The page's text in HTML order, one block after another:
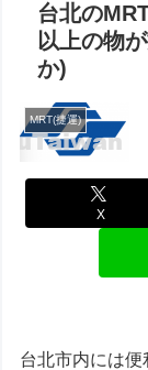
台北の
以上の物
か)
MRT(捷運)
X
台北市内には